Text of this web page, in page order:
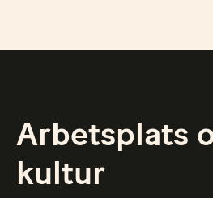
Arbetsplats
kultur